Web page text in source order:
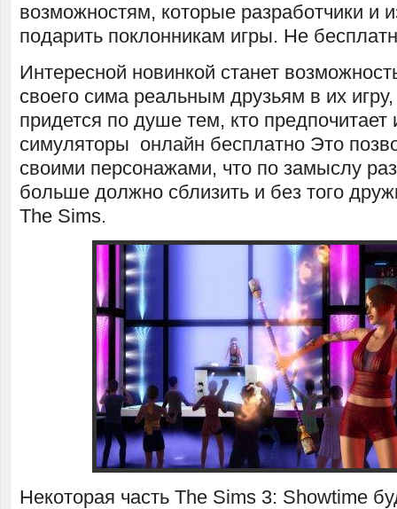
возможностям, которые разработчики и
подарить поклонникам игры. Не
Интересной новинкой станет
своего сима реальным друзьям в их
придется по душе тем, кто предпочитает
симуляторы онлайн бесплатно Это
своими персонажами, что по замыслу
больше должно сблизить и без того
The Sims.
Некоторая часть The Sims 3: Showtime